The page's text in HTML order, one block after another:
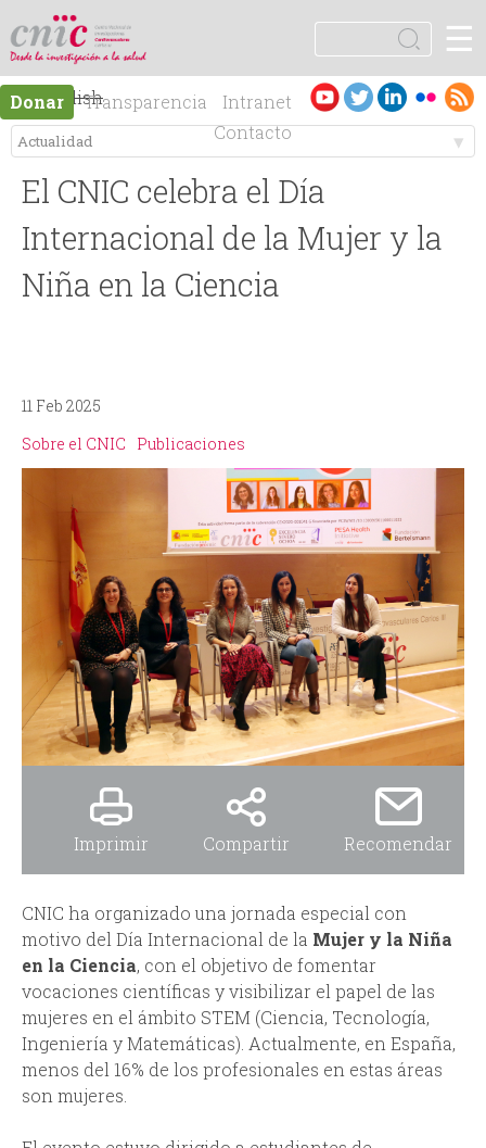
logotipo
English
Es
pa
ño
l
F
o
r
m
i
o
d
e
b
ú
q
u
e
d
a
u
s
c
Donar Transparencia
Intranet
Contacto
☰
M
e
n
El CNIC celebra el Día
Internacional de la Mujer y la
Niña en la Ciencia
11 Feb 2025
Sobre el CNIC
Publicaciones
Imprimir Compartir Recomendar
CNIC ha organizado una jornada especial con
motivo del Día Internacional de la Mujer y la Niña
en la Ciencia, con el objetivo de fomentar
vocaciones científicas y visibilizar el papel de las
mujeres en el ámbito STEM (Ciencia, Tecnología,
Ingeniería y Matemáticas). Actualmente, en España,
menos del 16% de los profesionales en estas áreas
son mujeres.